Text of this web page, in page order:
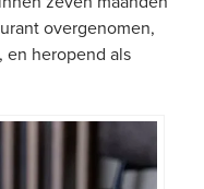
overgenomen,
heropend als